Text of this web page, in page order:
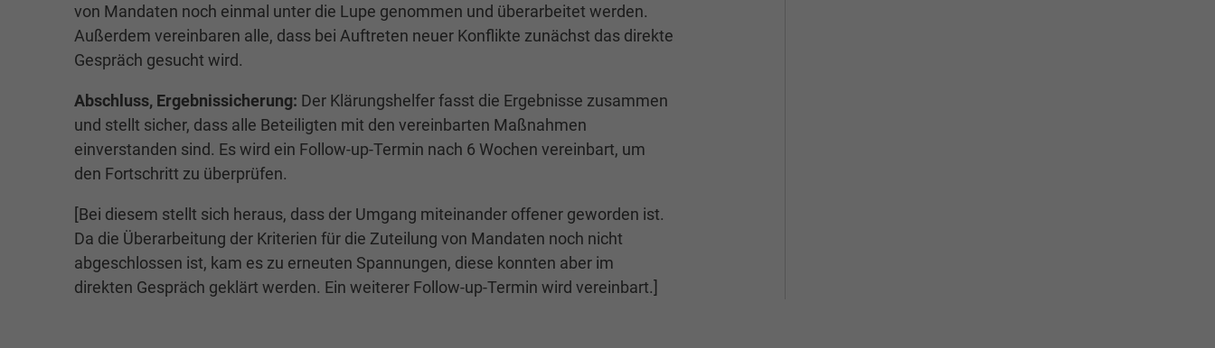
von Mandaten noch einmal unter die Lupe genommen und überarbeitet werden.
Außerdem vereinbaren alle, dass bei Auftreten neuer Konflikte zunächst das direkte
Gespräch gesucht wird.
Abschluss, Ergebnissicherung: Der Klärungshelfer fasst die Ergebnisse zusammen
und stellt sicher, dass alle Beteiligten mit den vereinbarten Maßnahmen
einverstanden sind. Es wird ein Follow-up-Termin nach 6 Wochen vereinbart, um
den Fortschritt zu überprüfen.
[Bei diesem stellt sich heraus, dass der Umgang miteinander offener geworden ist.
Da die Überarbeitung der Kriterien für die Zuteilung von Mandaten noch nicht
abgeschlossen ist, kam es zu erneuten Spannungen, diese konnten aber im
direkten Gespräch geklärt werden. Ein weiterer Follow-up-Termin wird vereinbart.]